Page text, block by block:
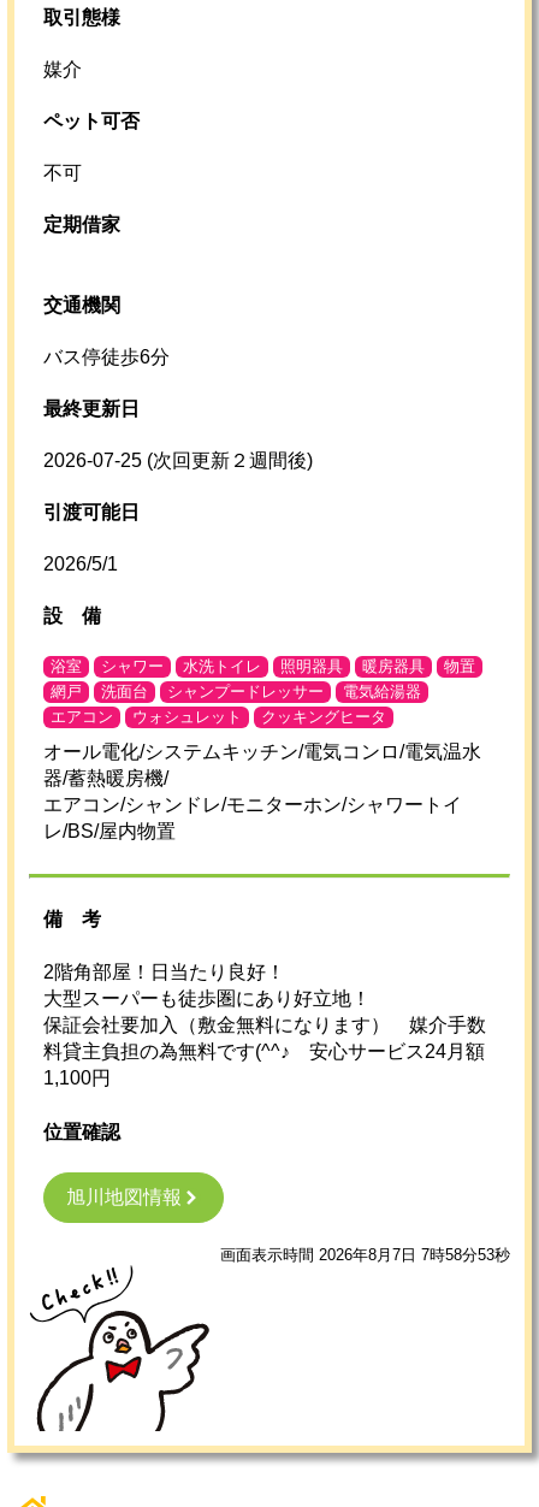
取引態様
媒介
ペット可否
不可
定期借家
交通機関
バス停徒歩6分
最終更新日
2026-07-25 (次回更新２週間後)
引渡可能日
2026/5/1
設 備
浴室 シャワー 水洗トイレ 照明器具 暖房器具
物置
網戸
洗面台 シャンプードレッサー
電気給湯器
エアコン
ウォシュレット クッキングヒータ
オール電化/システムキッチン/電気コンロ/電気温水
器/蓄熱暖房機/
エアコン/シャンドレ/モニターホン/シャワートイ
レ/BS/屋内物置
備考
2階角部屋！日当たり良好！
大型スーパーも徒歩圏にあり好立地！
保証会社要加入（敷金無料になります） 媒介手数
料貸主負担の為無料です(^^♪ 安心サービス24月額
1,100円
位置確認
旭川地図情報
画面表示時間 2026年8月7日 7時58分53秒